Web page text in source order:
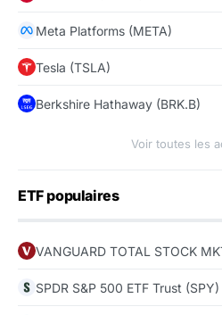
Meta Platforms (META)
Tesla (TSLA)
Berkshire Hathaway (BRK.B)
Voir toutes les
ETF populaires
VANGUARD TOTAL STOCK
SPDR S&P 500 ETF Trust (SPY)